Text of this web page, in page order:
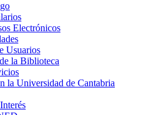
Electrónicos
Usuarios
la Biblioteca
la Universidad de Cantabria